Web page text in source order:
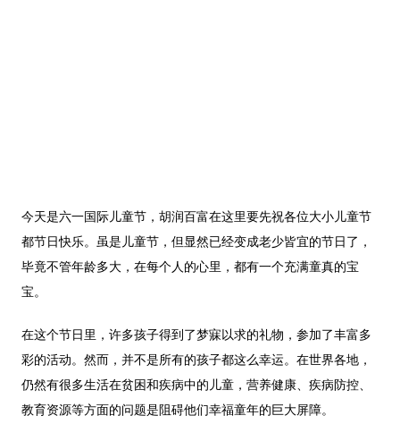
今天是六一国际儿童节，胡润百富在这里要先祝各位大小儿童节
都节日快乐。虽是儿童节，但显然已经变成老少皆宜的节日了，
毕竟不管年龄多大，在每个人的心里，都有一个充满童真的宝
宝。
在这个节日里，许多孩子得到了梦寐以求的礼物，参加了丰富多
彩的活动。然而，并不是所有的孩子都这么幸运。在世界各地，
仍然有很多生活在贫困和疾病中的儿童，营养健康、疾病防控、
教育资源等方面的问题是阻碍他们幸福童年的巨大屏障。